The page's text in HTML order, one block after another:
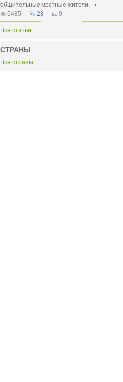
общительные местные жители.
5485
23 0
Все статьи
СТРАНЫ
Все страны